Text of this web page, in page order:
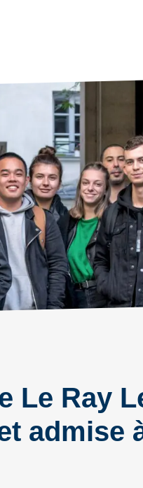
Le Ray
admise